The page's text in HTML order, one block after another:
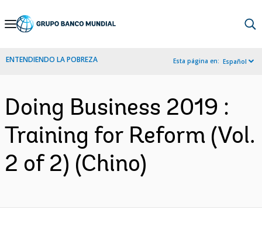
Skip
Navigation
ENTENDIENDO LA POBREZA Esta página en: Español
Doing Business 2019 :
Training for Reform (Vol.
2 of 2) (Chino)